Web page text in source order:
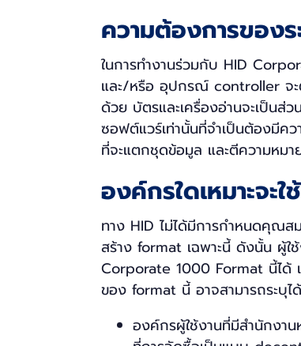
ความต้องการของ
ในการทำงานร่วมกับ HID
และ/หรือ อุปกรณ์ controller จ
ด้วย บัตรและเครื่องอ่านจะเป็น
ซอฟต์แวร์เท่านั้นที่จำเป็นต้องมีค
ที่จะแตกชุดข้อมูล และตีความหม
องค์กรใดเหมาะจ
ทาง HID ไม่ได้มีการกำหนดคุณส
สร้าง format เฉพาะนี้ ดังนั้น ผู้ใ
Corporate 1000 Format นี้ได้
ของ format นี้ อาจสามารถระบุไ
องค์กรผู้ใช้งานที่มีสำนักงาน